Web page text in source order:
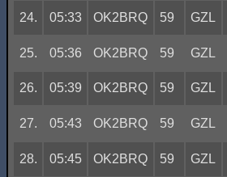
24. 05:33 OK2BRQ 59 GZL
25. 05:36 OK2BRQ 59 GZL
26. 05:39 OK2BRQ 59 GZL
27. 05:43 OK2BRQ 59 GZL
28. 05:45 OK2BRQ 59 GZL